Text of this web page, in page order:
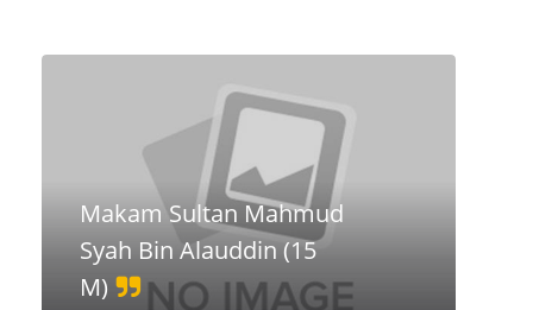
Makam Sultan Mahmud
Syah Bin Alauddin (15
M)